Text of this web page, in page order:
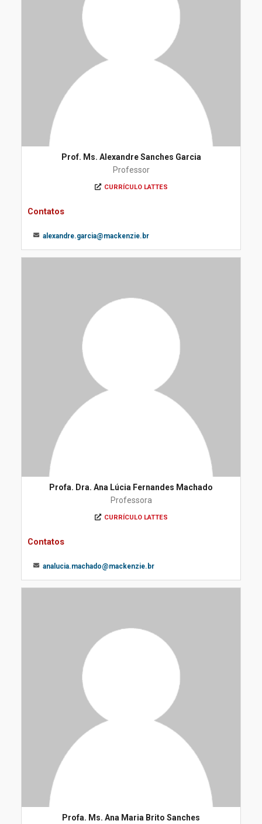
Prof. Ms. Alexandre Sanches Garcia
Professor
CURRÍCULO LATTES
Contatos
alexandre.garcia@mackenzie.br
Profa. Dra. Ana Lúcia Fernandes Machado
Professora
CURRÍCULO LATTES
Contatos
analucia.machado@mackenzie.br
Profa. Ms. Ana Maria Brito Sanches